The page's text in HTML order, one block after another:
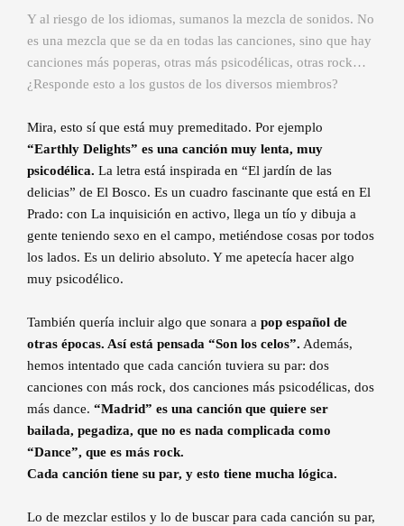
Y al riesgo de los idiomas, sumanos la mezcla de sonidos. No
es una mezcla que se da en todas las canciones, sino que hay
canciones más poperas, otras más psicodélicas, otras rock…
¿Responde esto a los gustos de los diversos miembros?
Mira, esto sí que está muy premeditado. Por ejemplo
“Earthly Delights” es una canción muy lenta, muy
psicodélica. La letra está inspirada en “El jardín de las
delicias” de El Bosco. Es un cuadro fascinante que está en El
Prado: con La inquisición en activo, llega un tío y dibuja a
gente teniendo sexo en el campo, metiéndose cosas por todos
los lados. Es un delirio absoluto. Y me apetecía hacer algo
muy psicodélico.
También quería incluir algo que sonara a pop español de
otras épocas. Así está pensada “Son los celos”. Además,
hemos intentado que cada canción tuviera su par: dos
canciones con más rock, dos canciones más psicodélicas, dos
más dance. “Madrid” es una canción que quiere ser
bailada, pegadiza, que no es nada complicada como
“Dance”, que es más rock.
Cada canción tiene su par, y esto tiene mucha lógica.
Lo de mezclar estilos y lo de buscar para cada canción su par,